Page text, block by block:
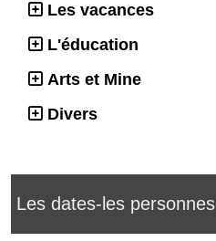
Les vacances
L'éducation
Arts et Mine
Divers
Les dates-les personnes